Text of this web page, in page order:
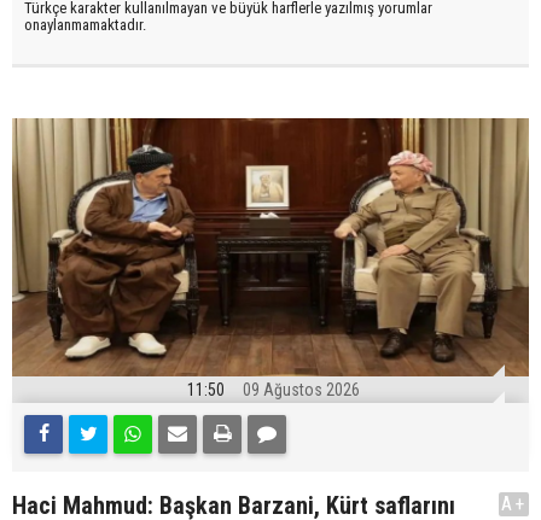
Türkçe karakter kullanılmayan ve büyük harflerle yazılmış yorumlar
onaylanmamaktadır.
11:50 09 Ağustos 2026
Haci Mahmud: Başkan Barzani, Kürt saflarını
A+